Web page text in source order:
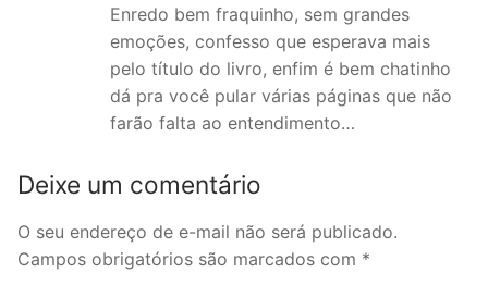
Enredo bem fraquinho, sem grandes
emoções, confesso que esperava mais
pelo título do livro, enfim é bem chatinho
dá pra você pular várias páginas que não
farão falta ao entendimento…
Deixe um comentário
O seu endereço de e-mail não será publicado.
Campos obrigatórios são marcados com *